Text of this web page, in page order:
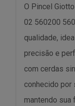
O Pincel
02 560200
qualidade,
precisão e
com cerdas
conhecido por
mantendo sua